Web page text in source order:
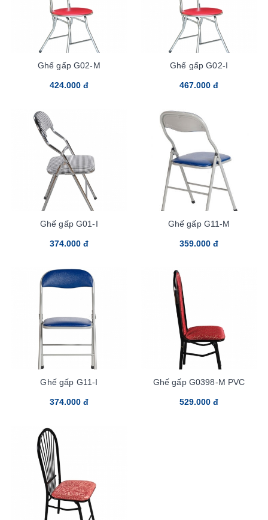
Ghế gấp G02-M
424.000 đ
Ghế gấp G02-I
467.000 đ
Ghế gấp G01-I
374.000 đ
Ghế gấp G11-M
359.000 đ
Ghế gấp G11-I
374.000 đ
Ghế gấp G0398-M PVC
529.000 đ